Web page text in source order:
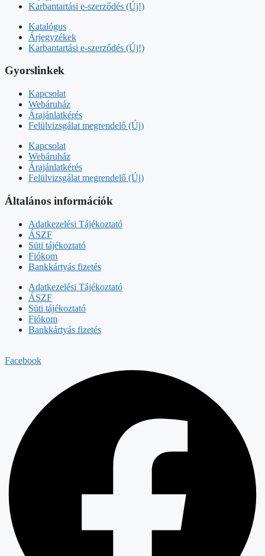
Karbantartási e-szerződés (Új!)
Katalógus
Árjegyzékek
Karbantartási e-szerződés (Új!)
Gyorslinkek
Kapcsolat
Webáruház
Árajánlatkérés
Felülvizsgálat megrendelő (Új)
Kapcsolat
Webáruház
Árajánlatkérés
Felülvizsgálat megrendelő (Új)
Általános információk
Adatkezelési Tájékoztató
ÁSZF
Süti tájékoztató
Fiókom
Bankkártyás fizetés
Adatkezelési Tájékoztató
ÁSZF
Süti tájékoztató
Fiókom
Bankkártyás fizetés
Facebook